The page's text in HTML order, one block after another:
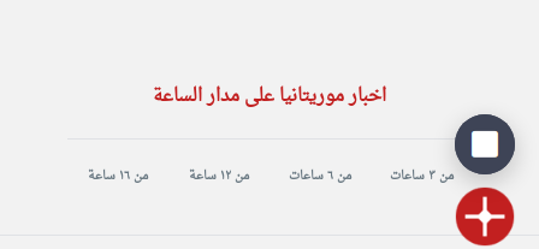
اخبار موريتانيا على مدار الساعة
من ٣ ساعات من ٦ ساعات من ١٢ ساعة من ١٦ ساعة